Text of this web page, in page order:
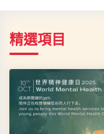
精選項目